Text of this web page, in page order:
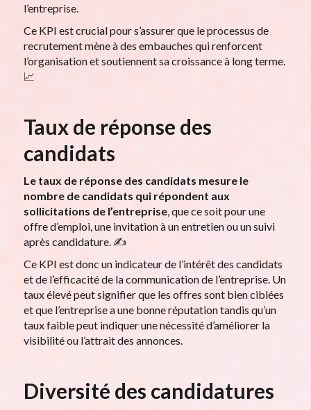
l’entreprise.
Ce KPI est crucial pour s’assurer que le processus de
recrutement mène à des embauches qui renforcent
l’organisation et soutiennent sa croissance à long terme.
📈
Taux de réponse des
candidats
Le taux de réponse des candidats mesure le
nombre de candidats qui répondent aux
sollicitations de l’entreprise, que ce soit pour une
offre d’emploi, une invitation à un entretien ou un suivi
après candidature. ✍️
Ce KPI est donc un indicateur de l’intérêt des candidats
et de l’efficacité de la communication de l’entreprise. Un
taux élevé peut signifier que les offres sont bien ciblées
et que l’entreprise a une bonne réputation tandis qu’un
taux faible peut indiquer une nécessité d’améliorer la
visibilité ou l’attrait des annonces.
Diversité des candidatures